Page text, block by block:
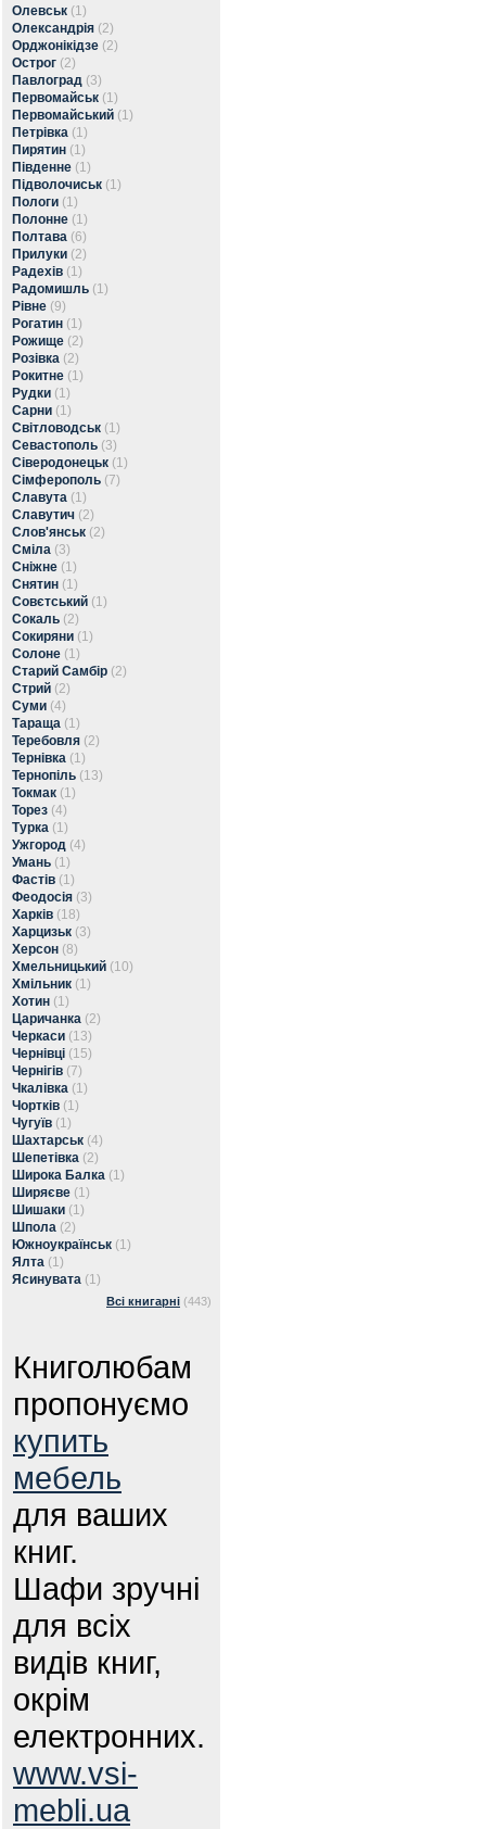
Олевськ (1)
Олександрія (2)
Орджонікідзе (2)
Острог (2)
Павлоград (3)
Первомайськ (1)
Первомайський (1)
Петрівка (1)
Пирятин (1)
Південне (1)
Підволочиськ (1)
Пологи (1)
Полонне (1)
Полтава (6)
Прилуки (2)
Радехів (1)
Радомишль (1)
Рівне (9)
Рогатин (1)
Рожище (2)
Розівка (2)
Рокитне (1)
Рудки (1)
Сарни (1)
Світловодськ (1)
Севастополь (3)
Сіверодонецьк (1)
Сімферополь (7)
Славута (1)
Славутич (2)
Слов'янськ (2)
Сміла (3)
Сніжне (1)
Снятин (1)
Совєтський (1)
Сокаль (2)
Сокиряни (1)
Солоне (1)
Старий Самбір (2)
Стрий (2)
Суми (4)
Тараща (1)
Теребовля (2)
Тернівка (1)
Тернопіль (13)
Токмак (1)
Торез (4)
Турка (1)
Ужгород (4)
Умань (1)
Фастів (1)
Феодосія (3)
Харків (18)
Харцизьк (3)
Херсон (8)
Хмельницький (10)
Хмільник (1)
Хотин (1)
Царичанка (2)
Черкаси (13)
Чернівці (15)
Чернігів (7)
Чкалівка (1)
Чортків (1)
Чугуїв (1)
Шахтарськ (4)
Шепетівка (2)
Широка Балка (1)
Ширяєве (1)
Шишаки (1)
Шпола (2)
Южноукраїнськ (1)
Ялта (1)
Ясинувата (1)
Всі книгарні (443)
Книголюбам
пропонуємо
купить
мебель
для ваших
книг.
Шафи зручні
для всіх
видів книг,
окрім
електронних.
www.vsi-
mebli.ua